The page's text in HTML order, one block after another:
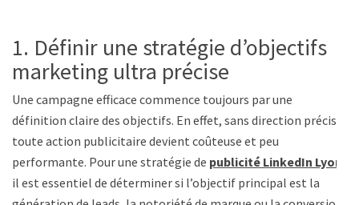
1. Définir une stratégie d’objectifs
marketing ultra précise
Une campagne efficace commence toujours par une
définition claire des objectifs. En effet, sans direction précise,
toute action publicitaire devient coûteuse et peu
performante. Pour une stratégie de publicité LinkedIn Lyon
il est essentiel de déterminer si l’objectif principal est la